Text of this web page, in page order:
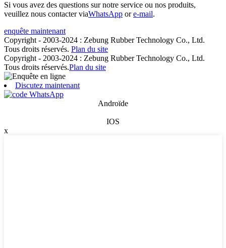
Si vous avez des questions sur notre service ou nos produits,
veuillez nous contacter viaWhatsApp ore-mail.
enquête maintenant
Copyright - 2003-2024 : Zebung Rubber Technology Co., Ltd.
Tous droits réservés. Plan du site
Copyright - 2003-2024 : Zebung Rubber Technology Co., Ltd.
Tous droits réservés.Plan du site
Discutez maintenant
Androïde
IOS
x